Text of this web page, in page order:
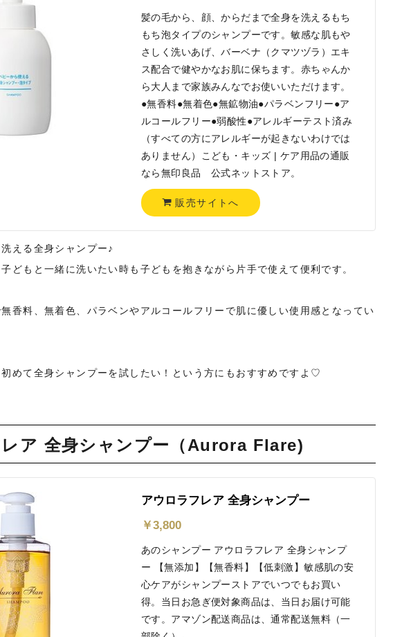
髪の毛から、顔、からだまで全身を洗えるもち
もち泡タイプのシャンプーです。敏感な肌もや
さしく洗いあげ、バーベナ（クマツヅラ）エキ
ス配合で健やかなお肌に保ちます。赤ちゃんか
ら大人まで家族みんなでお使いいただけます。
●無香料●無着色●無鉱物油●パラベンフリー●ア
ルコールフリー●弱酸性●アレルギーテスト済み
（すべての方にアレルギーが起きないわけでは
ありません）こども・キッズ | ケア用品の通販
なら無印良品 公式ネットストア。
販売サイトへ
える全身シャンプー♪
どもと一緒に洗いたい時も子どもを抱きながら片手で使えて便利です。
香料、無着色、パラベンやアルコールフリーで肌に優しい使用感となってい
めて全身シャンプーを試したい！という方にもおすすめですよ♡
ア 全身シャンプー（Aurora Flare)
アウロラフレア 全身シャンプー
￥3,800
あのシャンプー アウロラフレア 全身シャンプ
ー 【無添加】【無香料】【低刺激】敏感肌の安
心ケアがシャンプーストアでいつでもお買い
得。当日お急ぎ便対象商品は、当日お届け可能
です。アマゾン配送商品は、通常配送無料（一